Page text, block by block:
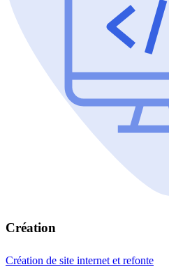
Création
Création de site internet et refonte